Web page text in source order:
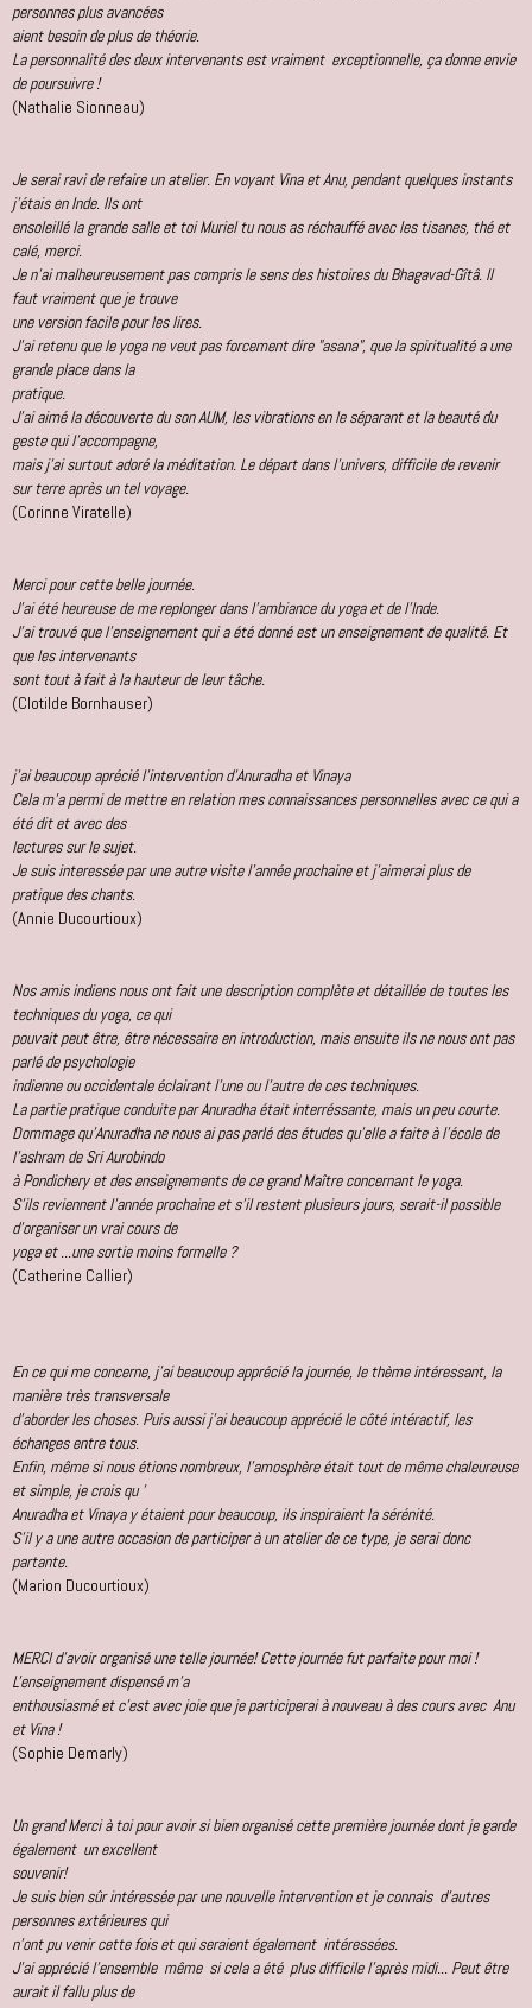
personnes plus avancées
aient besoin de plus de théorie.
La personnalité des deux intervenants est vraiment exceptionnelle, ça donne envie
de poursuivre !
(Nathalie Sionneau)
Je serai ravi de refaire un atelier. En voyant Vina et Anu, pendant quelques instants
j'étais en Inde. Ils ont
ensoleillé la grande salle et toi Muriel tu nous as réchauffé avec les tisanes, thé et
calé, merci.
Je n'ai malheureusement pas compris le sens des histoires du Bhagavad-Gîtâ. Il
faut vraiment que je trouve
une version facile pour les lires.
J'ai retenu que le yoga ne veut pas forcement dire "asana", que la spiritualité a une
grande place dans la
pratique.
J'ai aimé la découverte du son AUM, les vibrations en le séparant et la beauté du
geste qui l'accompagne,
mais j'ai surtout adoré la méditation. Le départ dans l'univers, difficile de revenir
sur terre après un tel voyage.
(Corinne Viratelle)
Merci pour cette belle journée.
J'ai été heureuse de me replonger dans l'ambiance du yoga et de l'Inde.
J'ai trouvé que l'enseignement qui a été donné est un enseignement de qualité. Et
que les intervenants
sont tout à fait à la hauteur de leur tâche.
(Clotilde Bornhauser)
j'ai beaucoup aprécié l'intervention d'Anuradha et Vinaya
Cela m'a permi de mettre en relation mes connaissances personnelles avec ce qui a
été dit et avec des
lectures sur le sujet.
Je suis interessée par une autre visite l'année prochaine et j'aimerai plus de
pratique des chants.
(Annie Ducourtioux)
Nos amis indiens nous ont fait une description complète et détaillée de toutes les
techniques du yoga, ce qui
pouvait peut être, être nécessaire en introduction, mais ensuite ils ne nous ont pas
parlé de psychologie
indienne ou occidentale éclairant l'une ou l'autre de ces techniques.
La partie pratique conduite par Anuradha était interréssante, mais un peu courte.
Dommage qu'Anuradha ne nous ai pas parlé des études qu'elle a faite à l'école de
l'ashram de Sri Aurobindo
à Pondichery et des enseignements de ce grand Maître concernant le yoga.
S'ils reviennent l'année prochaine et s'il restent plusieurs jours, serait-il possible
d'organiser un vrai cours de
yoga et ...une sortie moins formelle ?
(Catherine Callier)
En ce qui me concerne, j'ai beaucoup apprécié la journée, le thème intéressant, la
manière très transversale
d'aborder les choses. Puis aussi j'ai beaucoup apprécié le côté intéractif, les
échanges entre tous.
Enfin, même si nous étions nombreux, l'amosphère était tout de même chaleureuse
et simple, je crois qu '
Anuradha et Vinaya y étaient pour beaucoup, ils inspiraient la sérénité.
S'il y a une autre occasion de participer à un atelier de ce type, je serai donc
partante.
(Marion Ducourtioux)
MERCI d'avoir organisé une telle journée! Cette journée fut parfaite pour moi !
L'enseignement dispensé m'a
enthousiasmé et c'est avec joie que je participerai à nouveau à des cours avec Anu
et Vina !
(Sophie Demarly)
Un grand Merci à toi pour avoir si bien organisé cette première journée dont je garde
également un excellent
souvenir!
Je suis bien sûr intéressée par une nouvelle intervention et je connais d'autres
personnes extérieures qui
n'ont pu venir cette fois et qui seraient également intéressées.
J'ai apprécié l'ensemble même si cela a été plus difficile l'après midi... Peut être
aurait il fallu plus de